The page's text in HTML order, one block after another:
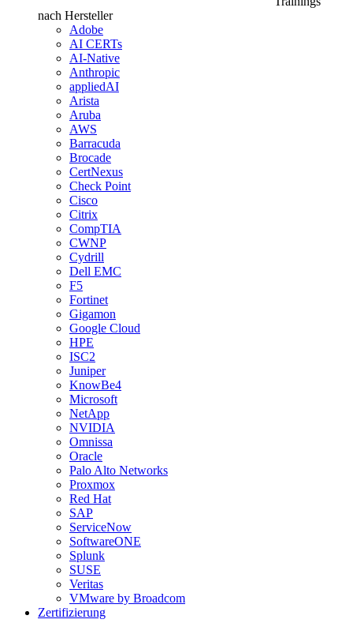
nach Hersteller
Adobe
AI CERTs
AI-Native
Anthropic
appliedAI
Arista
Aruba
AWS
Barracuda
Brocade
CertNexus
Check Point
Cisco
Citrix
CompTIA
CWNP
Cydrill
Dell EMC
F5
Fortinet
Gigamon
Google Cloud
HPE
ISC2
Juniper
KnowBe4
Microsoft
NetApp
NVIDIA
Omnissa
Oracle
Palo Alto Networks
Proxmox
Red Hat
SAP
ServiceNow
SoftwareONE
Splunk
SUSE
Veritas
VMware by Broadcom
Zertifizierung